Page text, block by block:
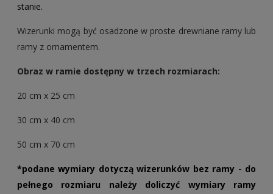
stanie.
Wizerunki mogą być osadzone w proste drewniane ramy lub
ramy z ornamentem.
Obraz w ramie dostępny w trzech rozmiarach:
20 cm x 25 cm
30 cm x 40 cm
50 cm x 70 cm
*podane wymiary dotyczą wizerunków bez ramy - do
pełnego rozmiaru należy doliczyć wymiary ramy